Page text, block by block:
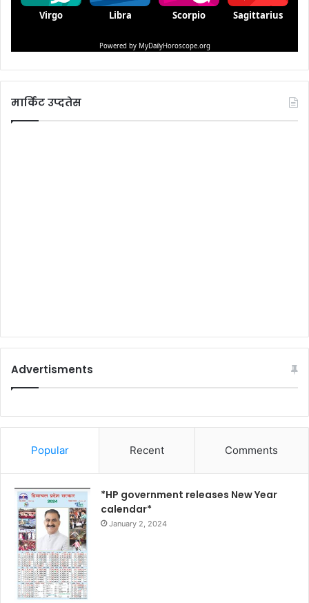
मार्किट उप्दतेस
Advertisments
Popular Recent Comments
*HP government releases New Year
calendar*
January 2, 2024